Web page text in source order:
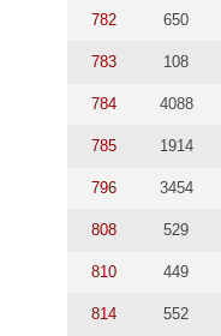
782 650
783 108
784 4088
785 1914
796 3454
808 529
810 449
814 552